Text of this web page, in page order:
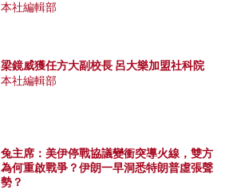
本社編輯部
梁鏡威獲任方大副校長 呂大樂加盟社科院
本社編輯部
兔主席：美伊停戰協議變衝突導火線，雙方
為何重啟戰爭？伊朗一早洞悉特朗普虛張聲
勢？